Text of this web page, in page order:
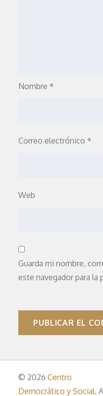
Nombre *
Correo electrónico *
Web
Guarda mi nombre,
este navegador para la
© 2026Centro
Democrático y Social.